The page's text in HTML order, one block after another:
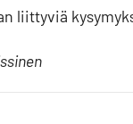
liittyviä